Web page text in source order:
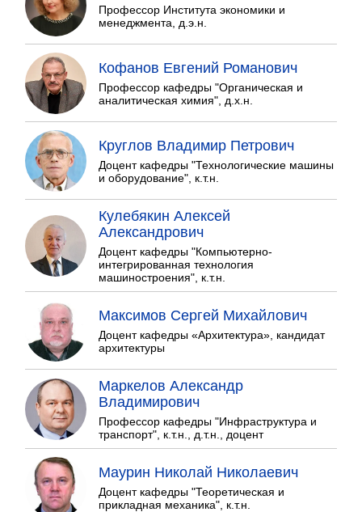
Профессор Института экономики и
менеджмента, д.э.н.
Кофанов Евгений Романович
Профессор кафедры "Органическая и
аналитическая химия", д.х.н.
Круглов Владимир Петрович
Доцент кафедры "Технологические машины
и оборудование", к.т.н.
Кулебякин Алексей
Александрович
Доцент кафедры "Компьютерно-
интегрированная технология
машиностроения", к.т.н.
Максимов Сергей Михайлович
Доцент кафедры «Архитектура», кандидат
архитектуры
Маркелов Александр
Владимирович
Профессор кафедры "Инфраструктура и
транспорт", к.т.н., д.т.н., доцент
Маурин Николай Николаевич
Доцент кафедры "Теоретическая и
прикладная механика", к.т.н.